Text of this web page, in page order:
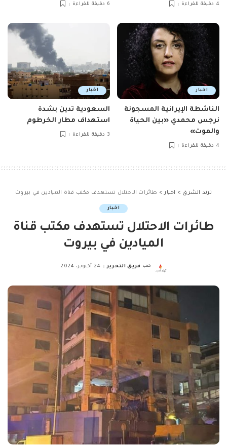
4 دقيقة للقراءة 6 دقيقة للقراءة
اخبار
الناشطة الإيرانية المسجونة
نرجس محمدي «بين الحياة
والموت»
4 دقيقة للقراءة
اخبار
السعودية تدين بشدة
استهداف مطار الخرطوم
3 دقيقة للقراءة
ترند الشرق > اخبار > طائرات الاحتلال تستهدف مكتب قناة الميادين في بيروت
اخبار
طائرات الاحتلال تستهدف مكتب قناة
الميادين في بيروت
Posted
كتب فريق التحرير 24 أكتوبر، 2024